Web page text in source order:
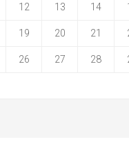
12 13 14
19 20 21
26 27 28